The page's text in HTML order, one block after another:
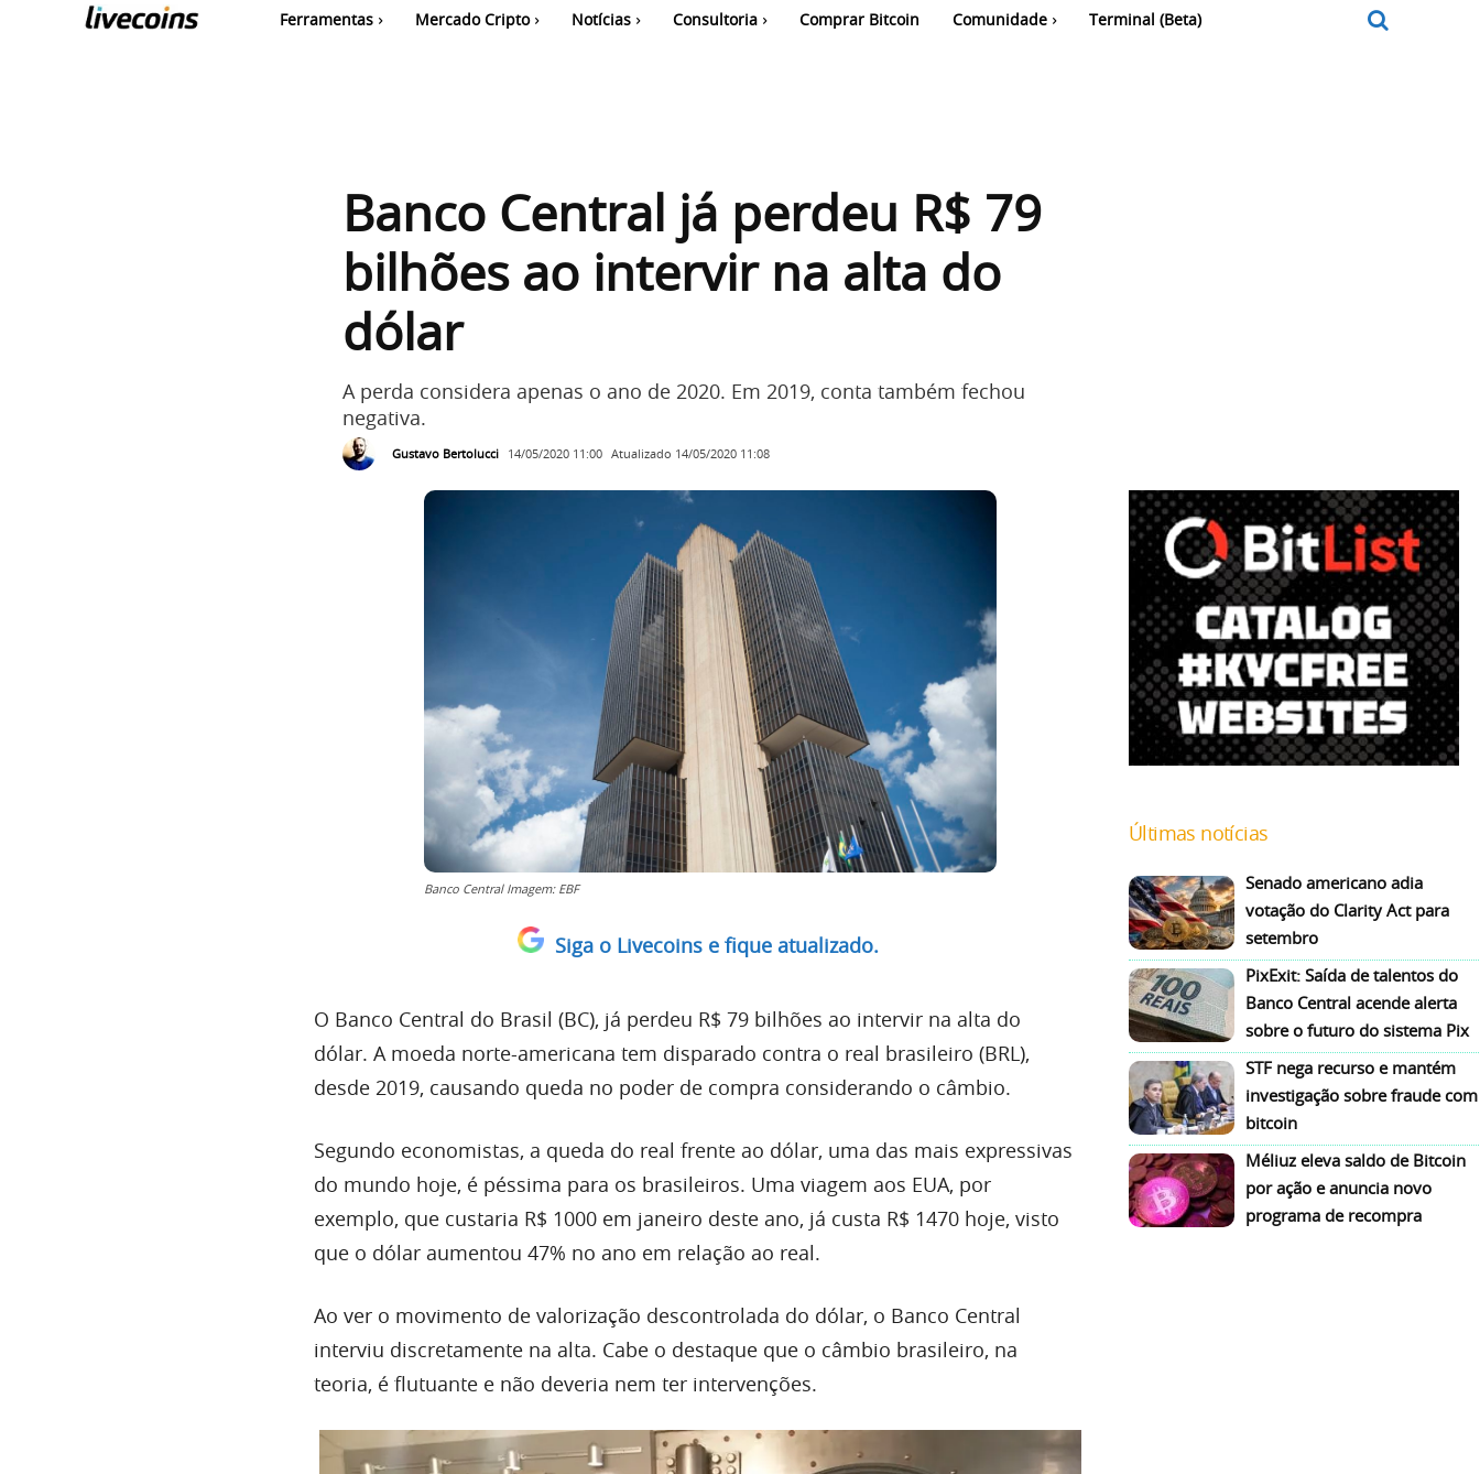
Ferramentas Mercado Cripto Notícias Consultoria Comprar Bitcoin Comunidade Terminal (Beta)
Banco Central já perdeu R$ 79
bilhões ao intervir na alta do
dólar
A perda considera apenas o ano de 2020. Em 2019, conta também fechou
negativa.
Gustavo Bertolucci 14/05/2020 11:00 Atualizado 14/05/2020 11:08
Banco Central Imagem: EBF
Siga o Livecoins e fique atualizado.
O Banco Central do Brasil (BC), já perdeu R$ 79 bilhões ao intervir na alta do
dólar. A moeda norte-americana tem disparado contra o real brasileiro (BRL),
desde 2019, causando queda no poder de compra considerando o câmbio.
Segundo economistas, a queda do real frente ao dólar, uma das mais expressivas
do mundo hoje, é péssima para os brasileiros. Uma viagem aos EUA, por
exemplo, que custaria R$ 1000 em janeiro deste ano, já custa R$ 1470 hoje, visto
que o dólar aumentou 47% no ano em relação ao real.
Ao ver o movimento de valorização descontrolada do dólar, o Banco Central
interviu discretamente na alta. Cabe o destaque que o câmbio brasileiro, na
teoria, é flutuante e não deveria nem ter intervenções.
Últimas notícias
Senado americano adia
votação do Clarity Act para
setembro
PixExit: Saída de talentos do
Banco Central acende alerta
sobre o futuro do sistema Pix
STF nega recurso e mantém
investigação sobre fraude com
bitcoin
Méliuz eleva saldo de Bitcoin
por ação e anuncia novo
programa de recompra